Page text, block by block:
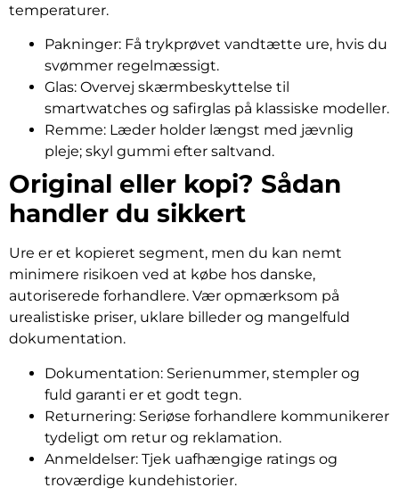
temperaturer.
Pakninger: Få trykprøvet vandtætte ure, hvis du
svømmer regelmæssigt.
Glas: Overvej skærmbeskyttelse til
smartwatches og safirglas på klassiske modeller.
Remme: Læder holder længst med jævnlig
pleje; skyl gummi efter saltvand.
Original eller kopi? Sådan
handler du sikkert
Ure er et kopieret segment, men du kan nemt
minimere risikoen ved at købe hos danske,
autoriserede forhandlere. Vær opmærksom på
urealistiske priser, uklare billeder og mangelfuld
dokumentation.
Dokumentation: Serienummer, stempler og
fuld garanti er et godt tegn.
Returnering: Seriøse forhandlere kommunikerer
tydeligt om retur og reklamation.
Anmeldelser: Tjek uafhængige ratings og
troværdige kundehistorier.